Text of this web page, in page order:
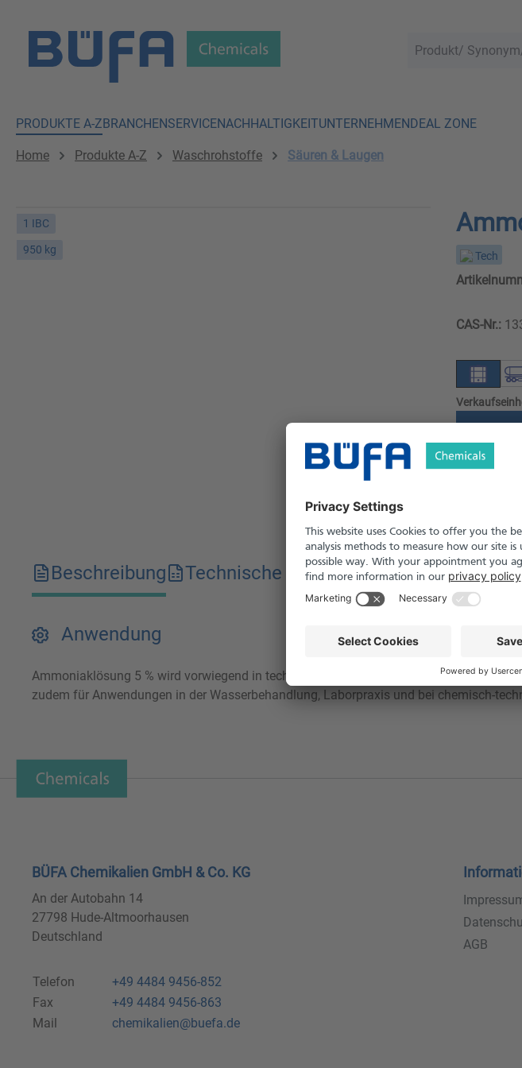
PRODUKTE A-ZBRANCHENSERVICENACHHALTIGKEITUNTERNEHMENDEAL ZONE
Home Produkte A-Z Waschrohstoffe Säuren & Laugen
1 IBC
950 kg Tech
CAS-Nr.:
Beschreibung Technische Merkmale Downloads
Anwendung
Ammoniaklösung 5 % wird vorwiegend in technischen und analytischen Prozessen
zudem für Anwendungen in der Wasserbehandlung, Laborpraxis und bei chemisch-
BÜFA Chemikalien GmbH & Co. KG
An der Autobahn 14
27798 Hude-Altmoorhausen
Deutschland
Telefon
+49 4484 9456-852
Fax
+49 4484 9456-863
Mail
chemikalien@buefa.de
AGB